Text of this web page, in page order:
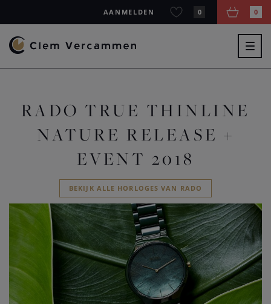
AANMELDEN 0 0
RADO TRUE THINLINE
NATURE RELEASE +
EVENT 2018
BEKIJK ALLE HORLOGES VAN RADO